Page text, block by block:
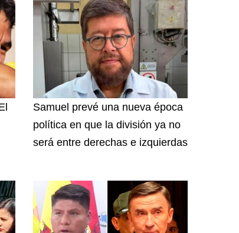
Samuel prevé una nueva época
política en que la división ya no
será entre derechas e izquierdas